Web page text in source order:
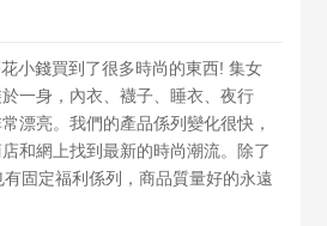
小錢買到了很多時尚的東西! 集女
一身，內衣、襪子、睡衣、夜行
漂亮。我們的產品係列變化很快，
和網上找到最新的時尚潮流。除了
固定福利係列，商品質量好的永遠